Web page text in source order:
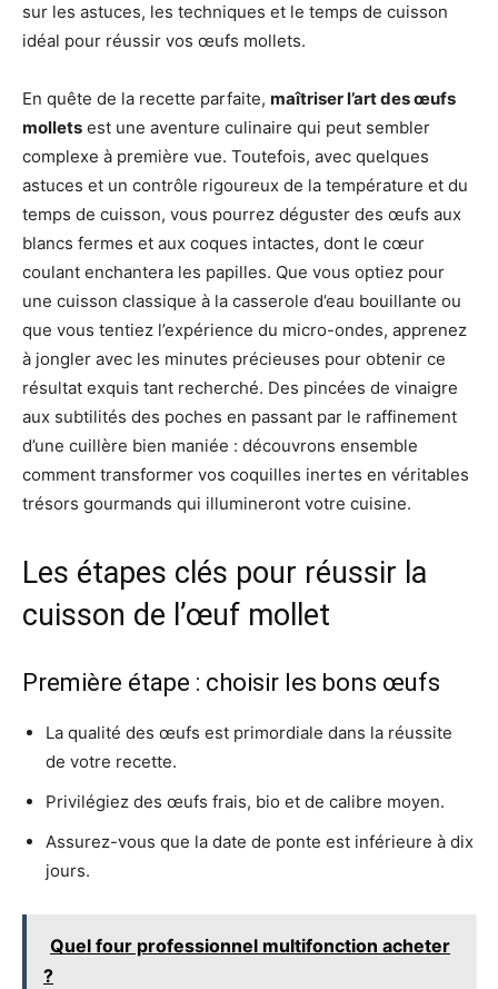
sur les astuces, les techniques et le temps de cuisson
idéal pour réussir vos œufs mollets.
En quête de la recette parfaite, maîtriser l’art des œufs
mollets est une aventure culinaire qui peut sembler
complexe à première vue. Toutefois, avec quelques
astuces et un contrôle rigoureux de la température et du
temps de cuisson, vous pourrez déguster des œufs aux
blancs fermes et aux coques intactes, dont le cœur
coulant enchantera les papilles. Que vous optiez pour
une cuisson classique à la casserole d’eau bouillante ou
que vous tentiez l’expérience du micro-ondes, apprenez
à jongler avec les minutes précieuses pour obtenir ce
résultat exquis tant recherché. Des pincées de vinaigre
aux subtilités des poches en passant par le raffinement
d’une cuillère bien maniée : découvrons ensemble
comment transformer vos coquilles inertes en véritables
trésors gourmands qui illumineront votre cuisine.
Les étapes clés pour réussir la
cuisson de l’œuf mollet
Première étape : choisir les bons œufs
La qualité des œufs est primordiale dans la réussite
de votre recette.
Privilégiez des œufs frais, bio et de calibre moyen.
Assurez-vous que la date de ponte est inférieure à dix
jours.
Quel four professionnel multifonction acheter
?